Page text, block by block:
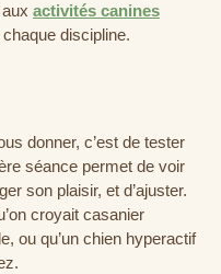
activités canines
chaque discipline.
donner, c’est de tester
séance permet de voir
son plaisir, et d’ajuster.
croyait casanier
ou qu’un chien hyperactif